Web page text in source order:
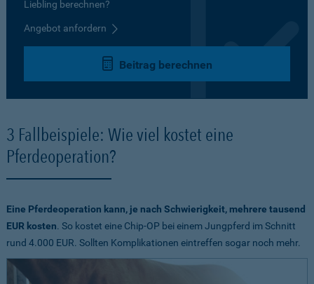
Liebling berechnen?
Angebot anfordern
Beitrag berechnen
3 Fallbeispiele: Wie viel kostet eine
Pferdeoperation?
Eine Pferdeoperation kann, je nach Schwierigkeit, mehrere tausend
EUR kosten. So kostet eine Chip-OP bei einem Jungpferd im Schnitt
rund 4.000 EUR. Sollten Komplikationen eintreffen sogar noch mehr.